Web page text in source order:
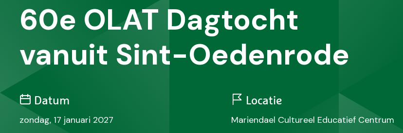
60e OLAT Dagtocht
vanuit Sint-Oedenrode
Datum
zondag, 17 januari 2027
Locatie
Mariendael Cultureel Educatief Centrum